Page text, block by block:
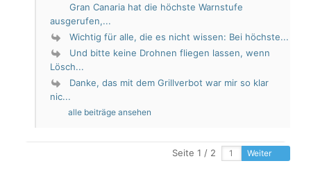
Gran Canaria hat die höchste Warnstufe
ausgerufen,...
Wichtig für alle, die es nicht wissen: Bei höchste...
Und bitte keine Drohnen fliegen lassen, wenn
Lösch...
Danke, das mit dem Grillverbot war mir so klar
nic...
alle beiträge ansehen
Seite 1 / 2 Weiter